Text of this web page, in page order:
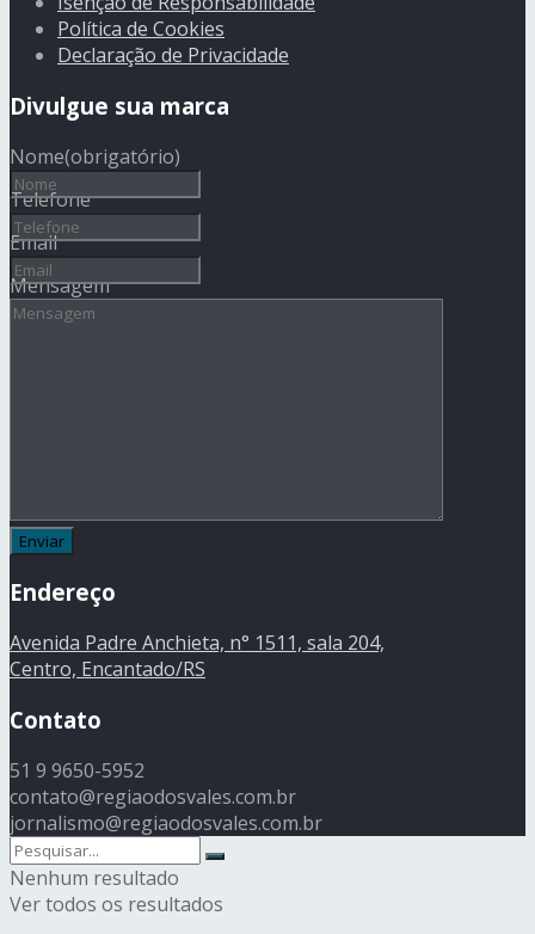
Política de Cookies
Declaração de Privacidade
Divulgue sua marca
Nome(obrigatório)
Telefone
Email
Mensagem
Endereço
Avenida Padre Anchieta, n° 1511, sala 204,
Centro, Encantado/RS
Contato
51 9 9650-5952
contato@regiaodosvales.com.br
jornalismo@regiaodosvales.com.br
Nenhum resultado
Ver todos os resultados